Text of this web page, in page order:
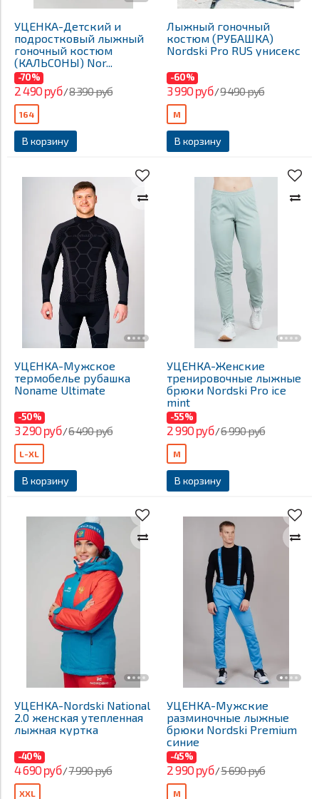
УЦЕНКА-Детский и
подростковый лыжный
гоночный костюм
(КАЛЬСОНЫ) Nor...
-70%
2 490 руб/8 390 руб
В корзину
164
Лыжный гоночный
костюм (РУБАШКА)
Nordski Pro RUS унисекс
-60%
3 990 руб/9 490 руб
В корзину
M
УЦЕНКА-Мужское
термобелье рубашка
Noname Ultimate
-50%
3 290 руб/6 490 руб
В корзину
L-XL
УЦЕНКА-Женские
тренировочные лыжные
брюки Nordski Pro ice
mint
-55%
2 990 руб/6 990 руб
В корзину
M
УЦЕНКА-Nordski National
2.0 женская утепленная
лыжная куртка
-40%
4 690 руб/7 990 руб
XXL
УЦЕНКА-Мужские
разминочные лыжные
брюки Nordski Premium
синие
-45%
2 990 руб/5 690 руб
M